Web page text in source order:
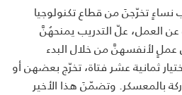
تخرّجنَ من قطاع تكنولوجيا
العمل، علّ التدريب يمنحهُنَّ
عملٍ لأنفسهنَّ من خلال البدء
ثمانية عشر فتاة، تخرّج بعضهن أو
بالمعسكر. وتضمّنَ هذا الأخير